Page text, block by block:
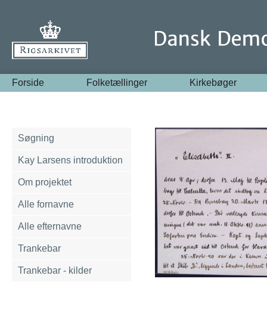
Forside Folketællinger Kirkebøger
Søgning
Kay Larsens introduktion
Om projektet
Alle fornavne
Alle efternavne
Trankebar
Trankebar - kilder